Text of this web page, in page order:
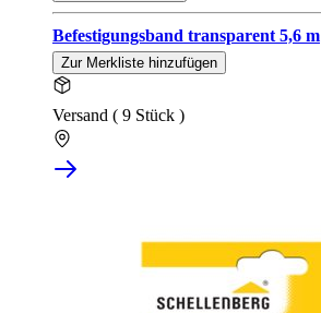
Befestigungsband transparent 5,6 m
Zur Merkliste hinzufügen
Versand ( 9 Stück )